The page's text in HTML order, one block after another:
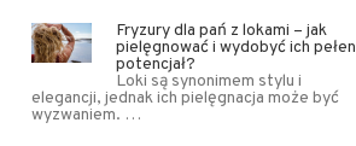
Fryzury dla pań z lokami – jak
pielęgnować i wydobyć ich pełen
potencjał?
Loki są synonimem stylu i
elegancji, jednak ich pielęgnacja może być
wyzwaniem. …